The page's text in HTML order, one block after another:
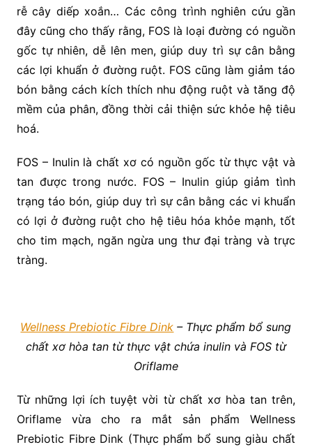
rễ cây diếp xoắn… Các công trình nghiên cứu gần
đây cũng cho thấy rằng, FOS là loại đường có nguồn
gốc tự nhiên, dễ lên men, giúp duy trì sự cân bằng
các lợi khuẩn ở đường ruột. FOS cũng làm giảm táo
bón bằng cách kích thích nhu động ruột và tăng độ
mềm của phân, đồng thời cải thiện sức khỏe hệ tiêu
hoá.
FOS – Inulin là chất xơ có nguồn gốc từ thực vật và
tan được trong nước. FOS – Inulin giúp giảm tình
trạng táo bón, giúp duy trì sự cân bằng các vi khuẩn
có lợi ở đường ruột cho hệ tiêu hóa khỏe mạnh, tốt
cho tim mạch, ngăn ngừa ung thư đại tràng và trực
tràng.
Wellness Prebiotic Fibre Dink – Thực phẩm bổ sung
chất xơ hòa tan từ thực vật chứa inulin và FOS từ
Oriflame
Từ những lợi ích tuyệt vời từ chất xơ hòa tan trên,
Oriflame vừa cho ra mắt sản phẩm Wellness
Prebiotic Fibre Dink (Thực phẩm bổ sung giàu chất